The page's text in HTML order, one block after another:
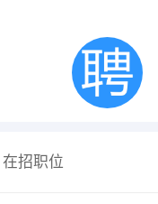
在招职位